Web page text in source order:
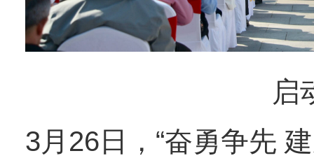
启
3月26日，“奋勇争先